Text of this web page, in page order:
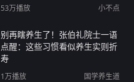
53万播放 小不点
别再瞎养生了！张伯礼院士一语
点醒：这些习惯看似养生实则折
寿
1万播放 国学养生道